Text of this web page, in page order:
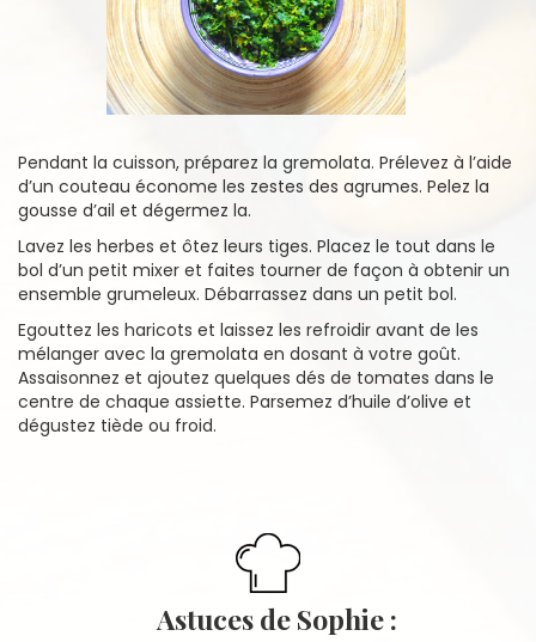
Pendant la cuisson, préparez la gremolata. Prélevez à l’aide
d’un couteau économe les zestes des agrumes. Pelez la
gousse d’ail et dégermez la.
Lavez les herbes et ôtez leurs tiges. Placez le tout dans le
bol d’un petit mixer et faites tourner de façon à obtenir un
ensemble grumeleux. Débarrassez dans un petit bol.
Egouttez les haricots et laissez les refroidir avant de les
mélanger avec la gremolata en dosant à votre goût.
Assaisonnez et ajoutez quelques dés de tomates dans le
centre de chaque assiette. Parsemez d’huile d’olive et
dégustez tiède ou froid.
Astuces de Sophie :